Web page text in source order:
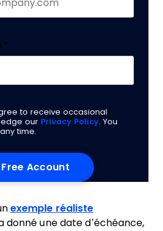
*
to receive occasional
our Privacy Policy. You
time.
exemple réaliste
donné une date d’échéance,